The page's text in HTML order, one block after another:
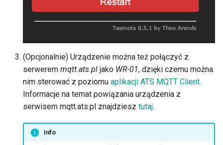
(Opcjonalnie) Urządzenie można też połączyć z
serwerem mqtt.ats.pl jako WR-01, dzięki czemu można
nim sterować z poziomu aplikacji ATS MQTT Client.
Informacje na temat powiązania urządzenia z
serwisem mqtt.ats.pl znajdziesz tutaj.
Info